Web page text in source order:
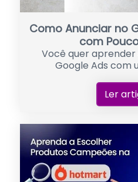
Como Anunciar no
com
Você quer
Google Ads com
Ler